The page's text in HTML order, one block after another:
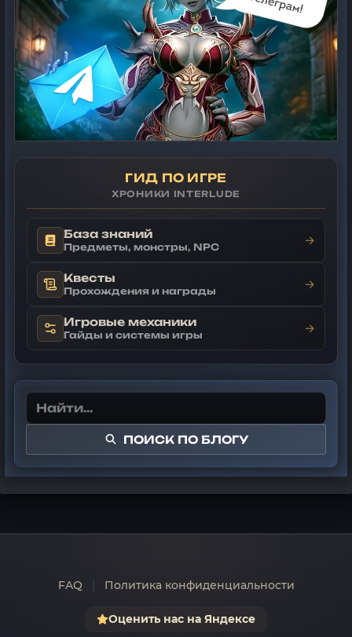
ГИД ПО ИГРЕ
ХРОНИКИ INTERLUDE
База знаний
Предметы, монстры, NPC →
Квесты
Прохождения и награды →
Игровые механики
Гайды и системы игры →
ПОИСК ПО БЛОГУ
FAQ Политика конфиденциальности
Оценить нас на Яндексе